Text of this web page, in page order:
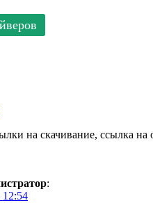
на скачивание, ссылка на
:
12:54